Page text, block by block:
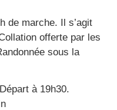
de marche. Il s’agit
offerte par les
sous la
à 19h30.